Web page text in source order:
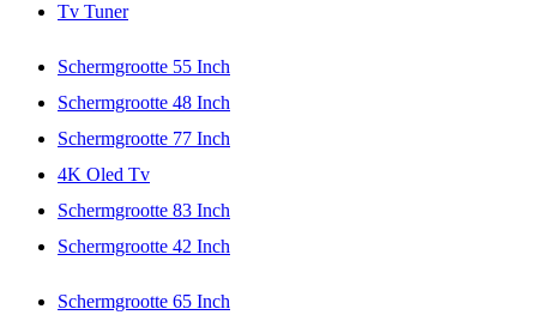
Tv Tuner
Schermgrootte 55 Inch
Schermgrootte 48 Inch
Schermgrootte 77 Inch
4K Oled Tv
Schermgrootte 83 Inch
Schermgrootte 42 Inch
Schermgrootte 65 Inch